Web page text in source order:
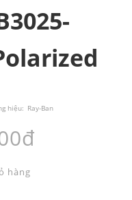
hiệu: Ray-Ban
hàng